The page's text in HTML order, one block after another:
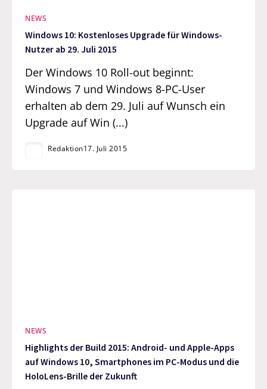
NEWS
Windows 10: Kostenloses Upgrade für Windows-
Nutzer ab 29. Juli 2015
Der Windows 10 Roll-out beginnt:
Windows 7 und Windows 8-PC-User
erhalten ab dem 29. Juli auf Wunsch ein
Upgrade auf Win (...)
Redaktion17. Juli 2015
NEWS
Highlights der Build 2015: Android- und Apple-Apps
auf Windows 10, Smartphones im PC-Modus und die
HoloLens-Brille der Zukunft